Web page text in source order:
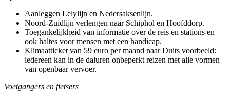
Aanleggen Lelylijn en Nedersaksenlijn.
Noord-Zuidlijn verlengen naar Schiphol en Hoofddorp.
Toegankelijkheid van informatie over de reis en stations en
ook haltes voor mensen met een handicap.
Klimaatticket van 59 euro per maand naar Duits voorbeeld:
iedereen kan in de daluren onbeperkt reizen met alle vormen
van openbaar vervoer.
Voetgangers en fietsers